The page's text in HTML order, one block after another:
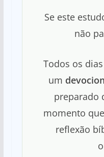
Se este
não
Todos os
um
preparado
momento
reflexão